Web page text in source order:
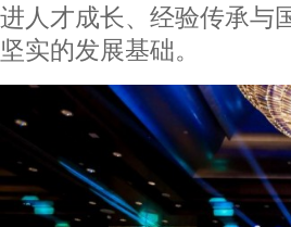
进人才成长、经验传承与
坚实的发展基础。